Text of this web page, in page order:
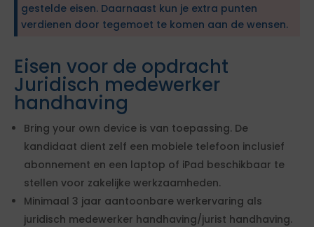
gestelde eisen. Daarnaast kun je extra punten
verdienen door tegemoet te komen aan de wensen.
Eisen voor de opdracht
Juridisch medewerker
handhaving
Bring your own device is van toepassing. De
kandidaat dient zelf een mobiele telefoon inclusief
abonnement en een laptop of iPad beschikbaar te
stellen voor zakelijke werkzaamheden.
Minimaal 3 jaar aantoonbare werkervaring als
juridisch medewerker handhaving/jurist handhaving.